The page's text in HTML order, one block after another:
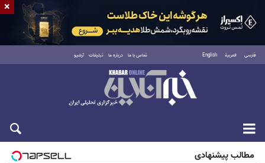
فارسی العربية English تماس با ما درباره ما تبلیغات آرشیو
شنبه ۱۷ مرداد ۱۴۰۵
مطالب پیشنهادی
×